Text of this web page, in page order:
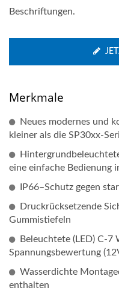
Beschriftungen.
Merkmale
Neues modernes und
kleiner als die SP30xx-
eine einfache Bedienung
IP66–Schutz gegen
Druckrücksetzende
Gummistiefeln
Beleuchtete (LED) C-
Spannungsbewertung
Wasserdichte
enthalten